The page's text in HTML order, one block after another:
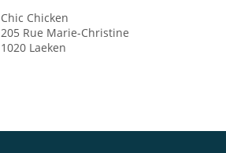
Chic Chicken
205 Rue Marie-Christine
1020 Laeken